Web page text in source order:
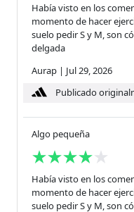
Había visto en los
momento de hacer
suelo pedir S y M, son
delgada
Aurap | Jul 29, 2026
Publicado
Algo pequeña
Había visto en los
momento de hacer
suelo pedir S y M, son